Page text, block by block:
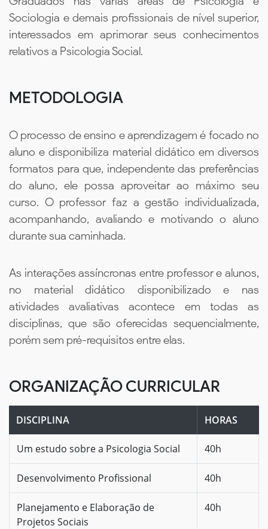
Sociologia e demais profissionais de nível superior,
interessados em aprimorar seus conhecimentos
relativos a Psicologia Social.
METODOLOGIA
O processo de ensino e aprendizagem é focado no
aluno e disponibiliza material didático em diversos
formatos para que, independente das preferências
do aluno, ele possa aproveitar ao máximo seu
curso. O professor faz a gestão individualizada,
acompanhando, avaliando e motivando o aluno
durante sua caminhada.
As interações assíncronas entre professor e alunos,
no material didático disponibilizado e nas
atividades avaliativas acontece em todas as
disciplinas, que são oferecidas sequencialmente,
porém sem pré-requisitos entre elas.
ORGANIZAÇÃO CURRICULAR
DISCIPLINA HORAS
Um estudo sobre a Psicologia Social 40h
Desenvolvimento Profissional 40h
Planejamento e Elaboração de
Projetos Sociais
40h